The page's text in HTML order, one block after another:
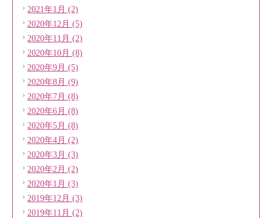
2021年1月 (2)
2020年12月 (5)
2020年11月 (2)
2020年10月 (8)
2020年9月 (5)
2020年8月 (9)
2020年7月 (8)
2020年6月 (8)
2020年5月 (8)
2020年4月 (2)
2020年3月 (3)
2020年2月 (2)
2020年1月 (3)
2019年12月 (3)
2019年11月 (2)